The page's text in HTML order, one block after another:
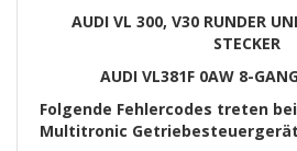
AUDI VL 300, V30 RUNDER
STECKER
AUDI VL381F 0AW 8-
Folgende Fehlercodes treten
Multitronic